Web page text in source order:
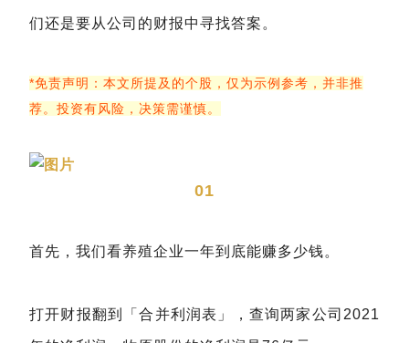
们还是要从公司的财报中寻找答案。
*免责声明：本文所提及的个股，仅为示例参考，并非推
荐。投资有风险，决策需谨慎。
01
首先，我们看养殖企业一年到底能赚多少钱。
打开财报翻到「合并利润表」，查询两家公司2021